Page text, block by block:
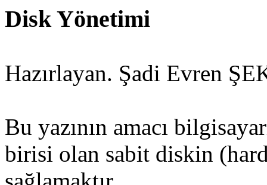
Disk Yönetimi
Hazırlayan. Şadi Evren
Bu yazının amacı
birisi olan sabit diskin